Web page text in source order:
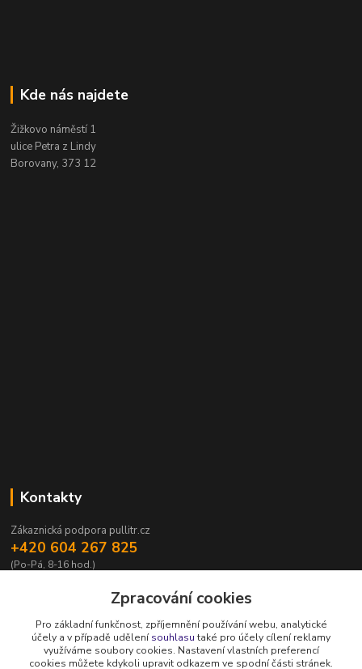
Kde nás najdete
Žižkovo náměstí 1
ulice Petra z Lindy
Borovany, 373 12
Kontakty
Zákaznická podpora pullitr.cz
+420 604 267 825
(Po-Pá, 8-16 hod.)
Zpracování cookies
Pro základní funkčnost, zpříjemnění používání webu, analytické
účely a v případě udělenísouhlasutaké pro účely cílení reklamy
využíváme soubory cookies. Nastavení vlastních preferencí
cookies můžete kdykoli upravit odkazem ve spodní části stránek.